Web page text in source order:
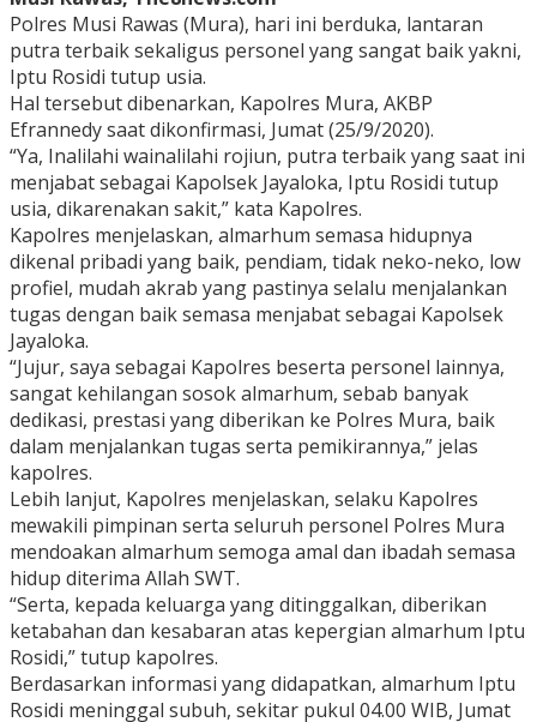
Polres Musi Rawas (Mura), hari ini berduka, lantaran
putra terbaik sekaligus personel yang sangat baik yakni,
Iptu Rosidi tutup usia.
Hal tersebut dibenarkan, Kapolres Mura, AKBP
Efrannedy saat dikonfirmasi, Jumat (25/9/2020).
“Ya, Inalilahi wainalilahi rojiun, putra terbaik yang saat ini
menjabat sebagai Kapolsek Jayaloka, Iptu Rosidi tutup
usia, dikarenakan sakit,” kata Kapolres.
Kapolres menjelaskan, almarhum semasa hidupnya
dikenal pribadi yang baik, pendiam, tidak neko-neko, low
profiel, mudah akrab yang pastinya selalu menjalankan
tugas dengan baik semasa menjabat sebagai Kapolsek
Jayaloka.
“Jujur, saya sebagai Kapolres beserta personel lainnya,
sangat kehilangan sosok almarhum, sebab banyak
dedikasi, prestasi yang diberikan ke Polres Mura, baik
dalam menjalankan tugas serta pemikirannya,” jelas
kapolres.
Lebih lanjut, Kapolres menjelaskan, selaku Kapolres
mewakili pimpinan serta seluruh personel Polres Mura
mendoakan almarhum semoga amal dan ibadah semasa
hidup diterima Allah SWT.
“Serta, kepada keluarga yang ditinggalkan, diberikan
ketabahan dan kesabaran atas kepergian almarhum Iptu
Rosidi,” tutup kapolres.
Berdasarkan informasi yang didapatkan, almarhum Iptu
Rosidi meninggal subuh, sekitar pukul 04.00 WIB, Jumat